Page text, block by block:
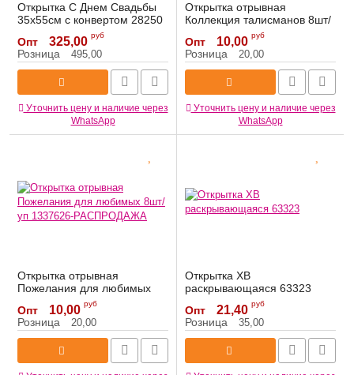
Открытка С Днем Свадьбы
35х55см с конвертом 28250
Артикул: 28250
Опт 325,00 руб
Розница 495,00
Уточнить цену и наличие через
WhatsApp
Открытка отрывная
Коллекция талисманов 8шт/
уп 1337624-РАСПРОДАЖА
Артикул: 1337624-РАСПРОДАЖА
Опт 10,00 руб
Розница 20,00
Уточнить цену и наличие через
WhatsApp
Открытка отрывная
Пожелания для любимых
8шт/уп 1337626-
РАСПРОДАЖА
Артикул: 1337626-РАСПРОДАЖА
Опт 10,00 руб
Розница 20,00
Открытка ХВ
раскрывающаяся 63323
Артикул: 63323
Опт 21,40 руб
Розница 35,00